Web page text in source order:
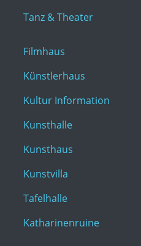
Tanz & Theater
Filmhaus
Künstlerhaus
Kultur Information
Kunsthalle
Kunsthaus
Kunstvilla
Tafelhalle
Katharinenruine